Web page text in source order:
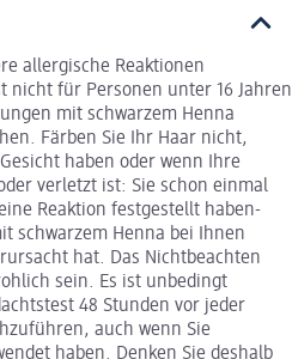
allergische Reaktionen
nicht für Personen unter 16 Jahren
mit schwarzem Henna
Färben Sie Ihr Haar nicht,
haben oder wenn Ihre
verletzt ist: Sie schon einmal
Reaktion festgestellt haben-
schwarzem Henna bei Ihnen
hat. Das Nichtbeachten
sein. Es ist unbedingt
48 Stunden vor jeder
auch wenn Sie
haben. Denken Sie deshalb